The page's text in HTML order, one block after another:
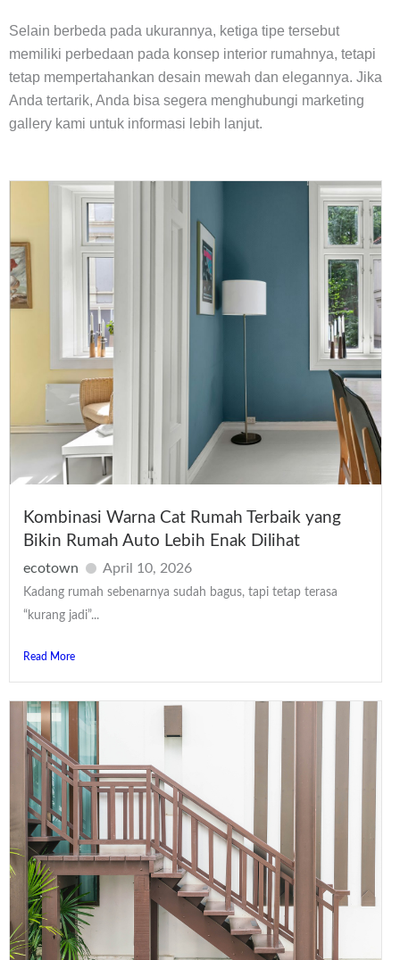
Selain berbeda pada ukurannya, ketiga tipe tersebut
memiliki perbedaan pada konsep interior rumahnya, tetapi
tetap mempertahankan desain mewah dan elegannya. Jika
Anda tertarik, Anda bisa segera menghubungi marketing
gallery kami untuk informasi lebih lanjut.
Kombinasi Warna Cat Rumah Terbaik yang
Bikin Rumah Auto Lebih Enak Dilihat
ecotown April 10, 2026
Kadang rumah sebenarnya sudah bagus, tapi tetap terasa
“kurang jadi”...
Read More